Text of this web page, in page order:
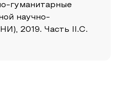
гуманитарные
научно-
2019. Часть II.С.